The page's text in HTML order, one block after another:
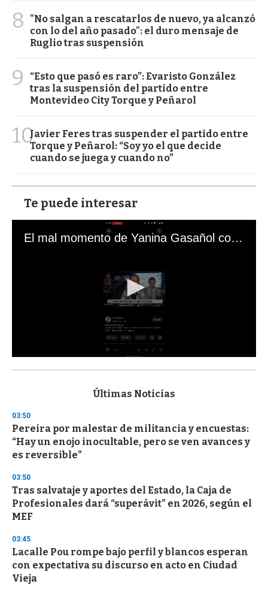
8
"No salgan a rescatarlos de nuevo, ya alcanzó
con lo del año pasado": el duro mensaje de
Ruglio tras suspensión
9
“Esto que pasó es raro”: Evaristo González
tras la suspensión del partido entre
Montevideo City Torque y Peñarol
10Javier Feres tras suspender el partido entre
Torque y Peñarol: “Soy yo el que decide
cuando se juega y cuando no”
Te puede interesar
El mal momento de Yanina Gasañol con un hincha argentino en "Subrayado"
s
d
s
o
3
s
e
c
o
n
Últimas Noticias
03:50
Pereira por malestar de militancia y encuestas:
“Hay un enojo inocultable, pero se ven avances y
es reversible”
03:50
Tras salvataje y aportes del Estado, la Caja de
Profesionales dará “superávit” en 2026, según el
MEF
03:45
Lacalle Pou rompe bajo perfil y blancos esperan
con expectativa su discurso en acto en Ciudad
Vieja